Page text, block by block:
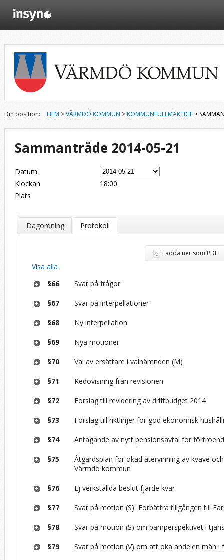
Din position: HEM >VÄRMDÖ KOMMUN >KOMMUNFULLMÄKTIGE >
Sammanträde 2014-05-21
Datum
Klockan
18:00
Plats
Dagordning Protokoll
Ladda ner som PDF
Visa alla
§66
Svar på frågor
§67 Svar på interpellationer
§68 Ny interpellation
§69 Nya motioner
§70 Val av ersättare i valnämnden (M)
§71 Redovisning från revisionen
§72 Förslag till revidering av driftbudget 2014
§73 Förslag till riktlinjer för god ekonomisk
§74 Antagande av nytt pensionsavtal för
§75
Åtgärdsplan för ökad återvinning av kväve
Värmdö kommun
§76 Ej verkställda beslut fjärde kvar
§77 Svar på motion (S) ­ Förbättra tillgången till
§78 Svar på motion (S) om barnperspektivet i
§79 Svar på motion (V) om att öka andelen män i